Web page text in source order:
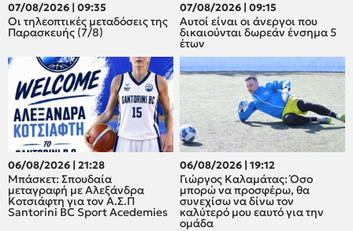
07/08/2026 | 09:35
Οι τηλεοπτικές μεταδόσεις της
Παρασκευής (7/8)
07/08/2026 | 09:15
Αυτοί είναι οι άνεργοι που
δικαιούνται δωρεάν ένσημα 5
έτων
06/08/2026 | 21:28
Μπάσκετ: Σπουδαία
μεταγραφή με Αλεξάνδρα
Κοτσιάφτη για τον A.Σ.Π
Santorini BC Sport Acedemies
06/08/2026 | 19:12
Γιώργος Καλαμάτας: Όσο
μπορώ να προσφέρω, θα
συνεχίσω να δίνω τον
καλύτερό μου εαυτό για την
ομάδα